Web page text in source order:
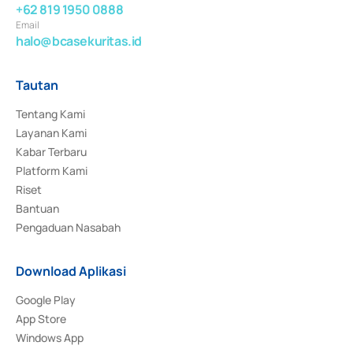
+62 819 1950 0888
Email
halo@bcasekuritas.id
Tautan
Tentang Kami
Layanan Kami
Kabar Terbaru
Platform Kami
Riset
Bantuan
Pengaduan Nasabah
Download Aplikasi
Google Play
App Store
Windows App